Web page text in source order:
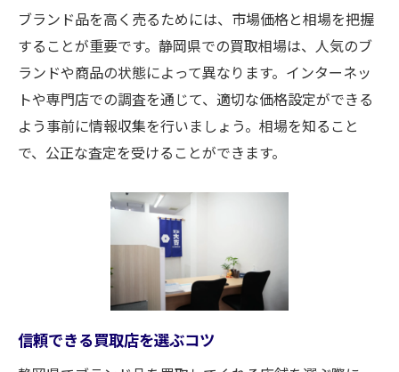
失敗しないためのアドバイス
初めての買取体験の感想
リピーターが語る買取大吉の魅力
利用者のリアルな声と評価
ブランド品買取の査定基準を理解しよう
ブランド品の価値評価の基礎
状態や使用感の影響
付属品とオリジナルパーツの重要性
市場の需要と供給のバランス
鑑定書や保証書の有無
流行とトレンドの影響
買取大吉新静岡店が選ばれる理由とその魅力
ブランド品を高く売るためには、市場価格と相場を把握
することが重要です。静岡県での買取相場は、人気のブ
ランドや商品の状態によって異なります。インターネッ
トや専門店での調査を通じて、適切な価格設定ができる
よう事前に情報収集を行いましょう。相場を知ること
で、公正な査定を受けることができます。
信頼できる買取店を選ぶコツ